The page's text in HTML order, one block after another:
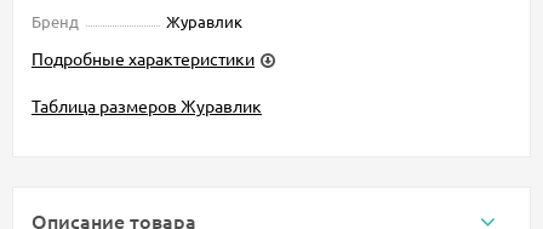
Бренд
Журавлик
Подробные характеристики
Таблица размеров Журавлик
Описание товара